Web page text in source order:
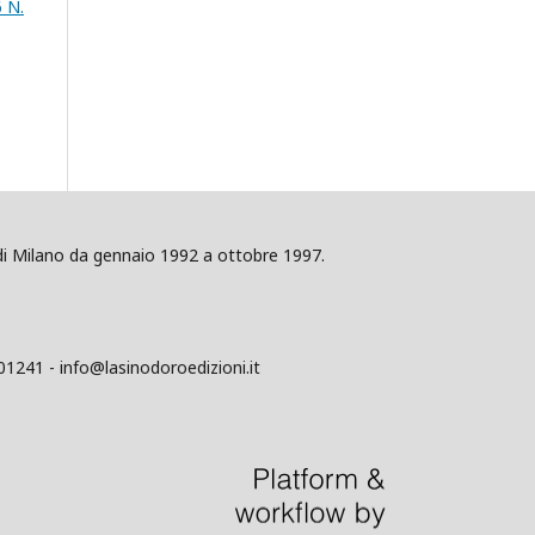
N.
Milano da gennaio 1992 a ottobre 1997.
- info@lasinodoroedizioni.it